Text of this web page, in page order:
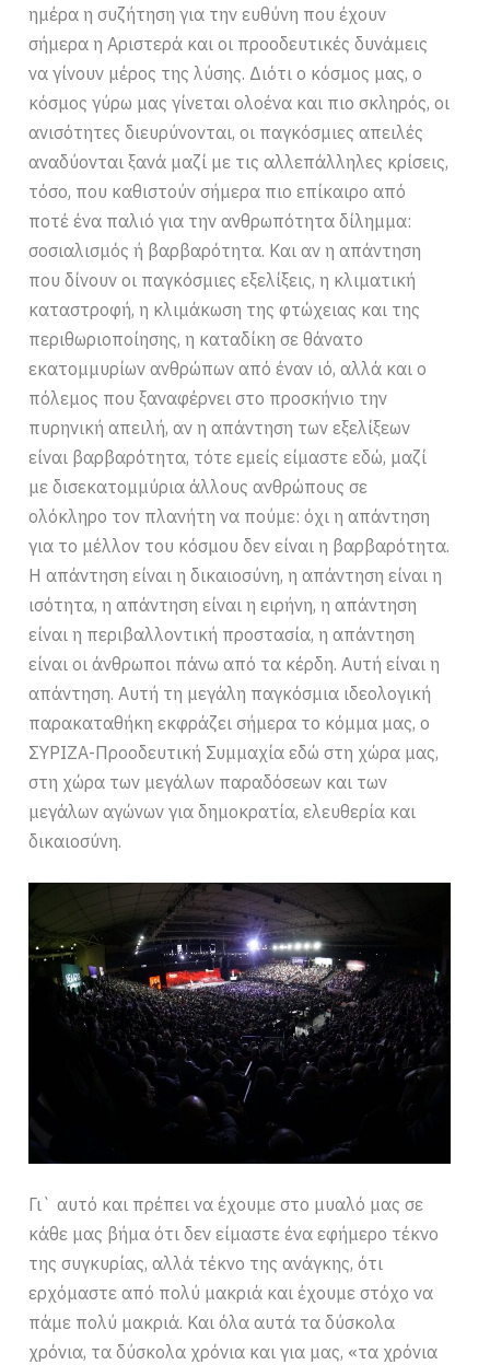
ημέρα η συζήτηση για την ευθύνη που έχουν
σήμερα η Αριστερά και οι προοδευτικές δυνάμεις
να γίνουν μέρος της λύσης. Διότι ο κόσμος μας, ο
κόσμος γύρω μας γίνεται ολοένα και πιο σκληρός, οι
ανισότητες διευρύνονται, οι παγκόσμιες απειλές
αναδύονται ξανά μαζί με τις αλλεπάλληλες κρίσεις,
τόσο, που καθιστούν σήμερα πιο επίκαιρο από
ποτέ ένα παλιό για την ανθρωπότητα δίλημμα:
σοσιαλισμός ή βαρβαρότητα. Και αν η απάντηση
που δίνουν οι παγκόσμιες εξελίξεις, η κλιματική
καταστροφή, η κλιμάκωση της φτώχειας και της
περιθωριοποίησης, η καταδίκη σε θάνατο
εκατομμυρίων ανθρώπων από έναν ιό, αλλά και ο
πόλεμος που ξαναφέρνει στο προσκήνιο την
πυρηνική απειλή, αν η απάντηση των εξελίξεων
είναι βαρβαρότητα, τότε εμείς είμαστε εδώ, μαζί
με δισεκατομμύρια άλλους ανθρώπους σε
ολόκληρο τον πλανήτη να πούμε: όχι η απάντηση
για το μέλλον του κόσμου δεν είναι η βαρβαρότητα.
Η απάντηση είναι η δικαιοσύνη, η απάντηση είναι η
ισότητα, η απάντηση είναι η ειρήνη, η απάντηση
είναι η περιβαλλοντική προστασία, η απάντηση
είναι οι άνθρωποι πάνω από τα κέρδη. Αυτή είναι η
απάντηση. Αυτή τη μεγάλη παγκόσμια ιδεολογική
παρακαταθήκη εκφράζει σήμερα το κόμμα μας, ο
ΣΥΡΙΖΑ-Προοδευτική Συμμαχία εδώ στη χώρα μας,
στη χώρα των μεγάλων παραδόσεων και των
μεγάλων αγώνων για δημοκρατία, ελευθερία και
δικαιοσύνη.
Γι` αυτό και πρέπει να έχουμε στο μυαλό μας σε
κάθε μας βήμα ότι δεν είμαστε ένα εφήμερο τέκνο
της συγκυρίας, αλλά τέκνο της ανάγκης, ότι
ερχόμαστε από πολύ μακριά και έχουμε στόχο να
πάμε πολύ μακριά. Και όλα αυτά τα δύσκολα
χρόνια, τα δύσκολα χρόνια και για μας, «τα χρόνια